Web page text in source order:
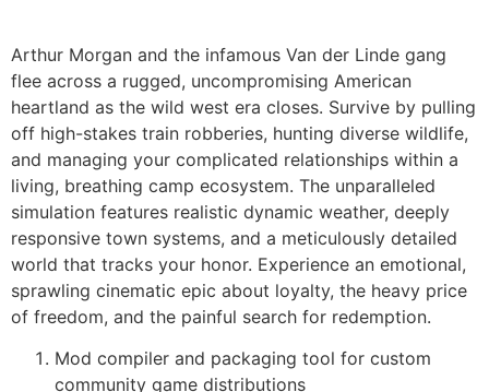
Arthur Morgan and the infamous Van der Linde gang
flee across a rugged, uncompromising American
heartland as the wild west era closes. Survive by pulling
off high-stakes train robberies, hunting diverse wildlife,
and managing your complicated relationships within a
living, breathing camp ecosystem. The unparalleled
simulation features realistic dynamic weather, deeply
responsive town systems, and a meticulously detailed
world that tracks your honor. Experience an emotional,
sprawling cinematic epic about loyalty, the heavy price
of freedom, and the painful search for redemption.
Mod compiler and packaging tool for custom
community game distributions